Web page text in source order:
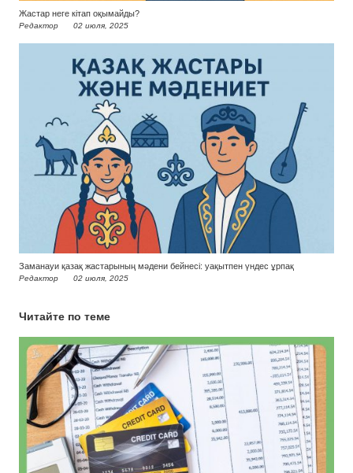
Жастар неге кітап оқымайды?
Редактор 02 июля, 2025
Заманауи қазақ жастарының мәдени бейнесі: уақытпен үндес ұрпақ
Редактор 02 июля, 2025
Читайте по теме